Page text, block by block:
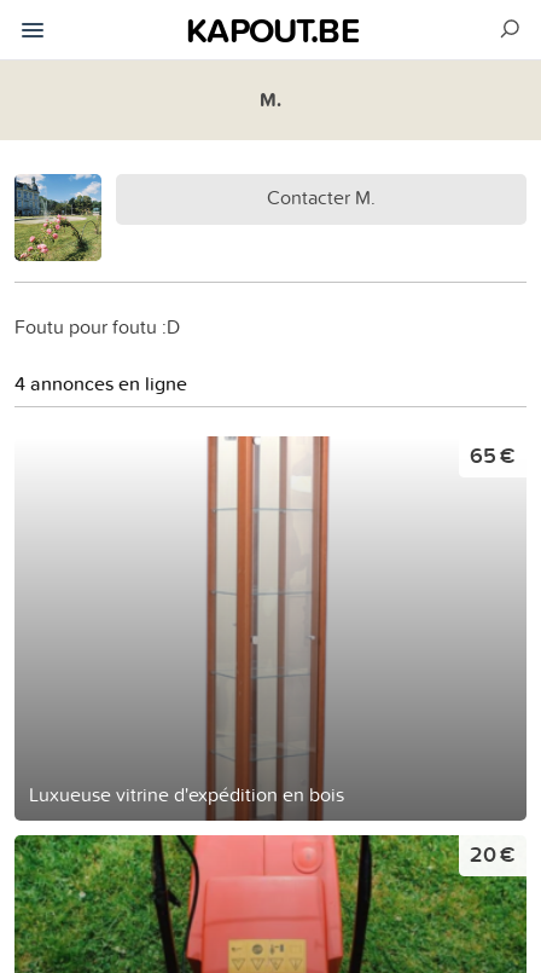
KAPOUT.BE
M.
Contacter M.
Foutu pour foutu :D
4 annonces en ligne
Luxueuse vitrine d'expédition en bois
65 €
20 €